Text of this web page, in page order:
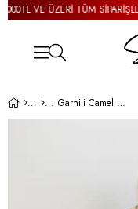
VE ÜZERİ TÜM
Garnili Camel Siyah Elbise